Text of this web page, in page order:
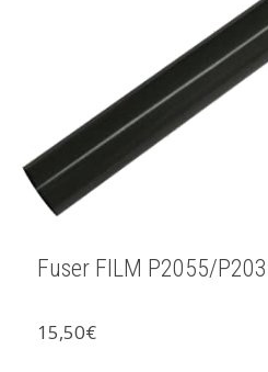
Fuser FILM P2055/
15,50€